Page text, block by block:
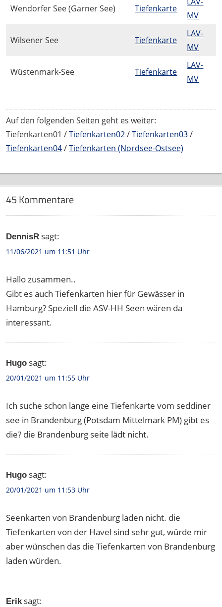
Wendorfer See (Garner See) Tiefenkarte
MV
Wilsener See Tiefenkarte
LAV-
MV
Wüstenmark-See Tiefenkarte
LAV-
MV
Auf den folgenden Seiten geht es weiter:
Tiefenkarten01 /Tiefenkarten02/Tiefenkarten03/
Tiefenkarten04/Tiefenkarten (Nordsee-Ostsee)
45 Kommentare
DennisR sagt:
11/06/2021 um 11:51 Uhr
Hallo zusammen..
Gibt es auch Tiefenkarten hier für Gewässer in
Hamburg? Speziell die ASV-HH Seen wären da
interessant.
Hugo sagt:
20/01/2021 um 11:55 Uhr
Ich suche schon lange eine Tiefenkarte vom seddiner
see in Brandenburg (Potsdam Mittelmark PM) gibt es
die? die Brandenburg seite lädt nicht.
Hugo sagt:
20/01/2021 um 11:53 Uhr
Seenkarten von Brandenburg laden nicht. die
Tiefenkarten von der Havel sind sehr gut, würde mir
aber wünschen das die Tiefenkarten von Brandenburg
laden würden.
Erik sagt: